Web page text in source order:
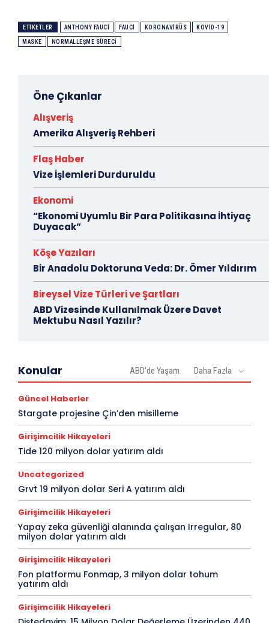
ETIKETLER ANTHONY FAUCI FAUCI KORONAVIRÜS KOVID-19
MASKE NORMALLEŞME SÜRECI
Öne Çıkanlar
Alışveriş
Amerika Alışveriş Rehberi
Flaş Haber
Vize İşlemleri Durduruldu
Ekonomi
“Ekonomi Uyumlu Bir Para Politikasına İhtiyaç
Duyacak”
Köşe Yazıları
Bir Anadolu Doktoruna Veda: Dr. Ömer Yıldırım
Bireysel Vize Türleri ve Şartları
ABD Vizesinde Kullanılmak Üzere Davet
Mektubu Nasıl Yazılır?
Konular ABD'de Yaşam Daha Fazla
Güncel Haberler
Stargate projesine Çin’den misilleme
Girişimcilik Hikayeleri
Tide 120 milyon dolar yatırım aldı
Uncategorized
Grvt 19 milyon dolar Seri A yatırım aldı
Girişimcilik Hikayeleri
Yapay zeka güvenliği alanında çalışan Irregular, 80
milyon dolar yatırım aldı
Girişimcilik Hikayeleri
Fon platformu Fonmap, 3 milyon dolar tohum
yatırım aldı
Girişimcilik Hikayeleri